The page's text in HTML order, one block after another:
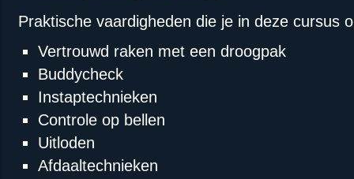
Praktische vaardigheden die je in deze cursus
Vertrouwd raken met een droogpak
Buddycheck
Instaptechnieken
Controle op bellen
Uitloden
Afdaaltechnieken